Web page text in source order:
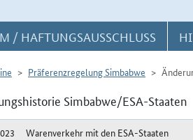
/ HAFTUNGSAUSSCHLUSS
Präferenzregelung Simbabwe
Simbabwe/ESA-Staaten
Warenverkehr mit den ESA-Staaten